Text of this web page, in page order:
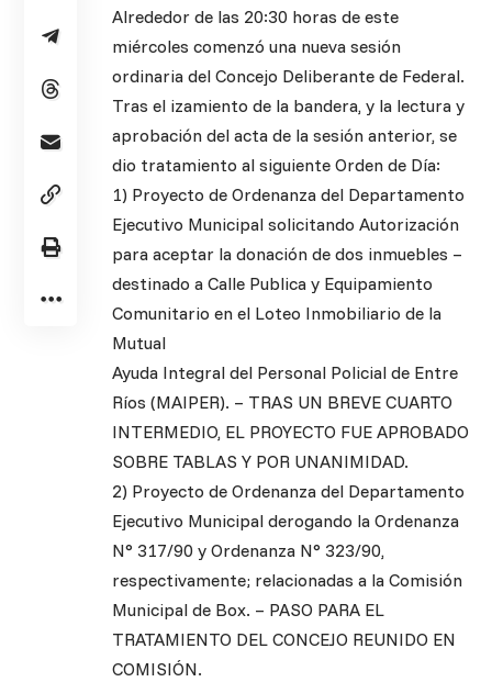
Alrededor de las 20:30 horas de este
miércoles comenzó una nueva sesión
ordinaria del Concejo Deliberante de Federal.
Tras el izamiento de la bandera, y la lectura y
aprobación del acta de la sesión anterior, se
dio tratamiento al siguiente Orden de Día:
1) Proyecto de Ordenanza del Departamento
Ejecutivo Municipal solicitando Autorización
para aceptar la donación de dos inmuebles –
destinado a Calle Publica y Equipamiento
Comunitario en el Loteo Inmobiliario de la
Mutual
Ayuda Integral del Personal Policial de Entre
Ríos (MAIPER). – TRAS UN BREVE CUARTO
INTERMEDIO, EL PROYECTO FUE APROBADO
SOBRE TABLAS Y POR UNANIMIDAD.
2) Proyecto de Ordenanza del Departamento
Ejecutivo Municipal derogando la Ordenanza
N° 317/90 y Ordenanza N° 323/90,
respectivamente; relacionadas a la Comisión
Municipal de Box. – PASO PARA EL
TRATAMIENTO DEL CONCEJO REUNIDO EN
COMISIÓN.